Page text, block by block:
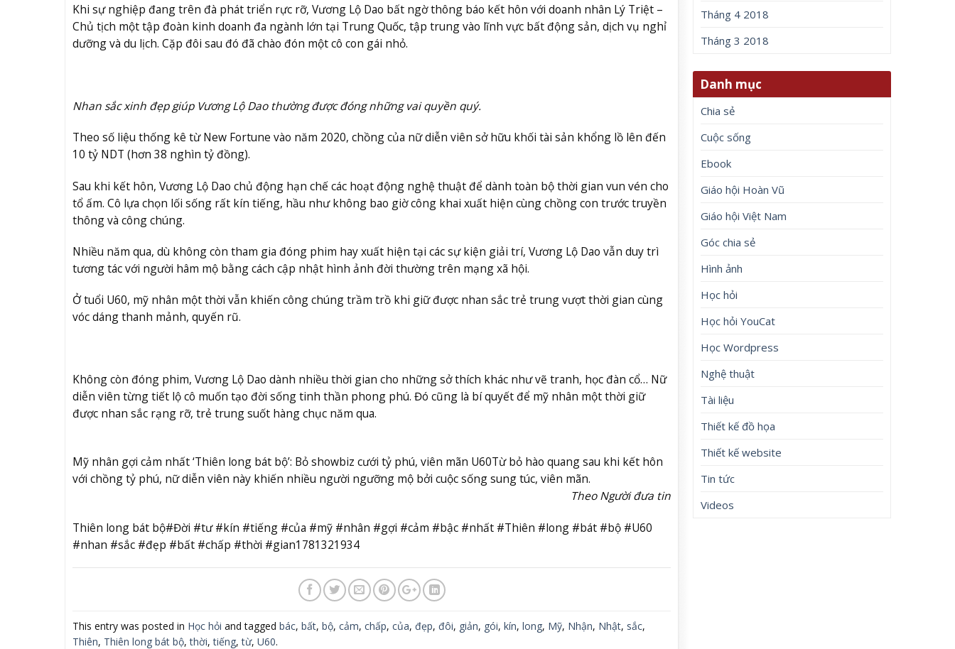
Khi sự nghiệp đang trên đà phát triển rực rỡ, Vương Lộ Dao bất ngờ thông báo kết hôn với doanh nhân Lý Triệt –
Chủ tịch một tập đoàn kinh doanh đa ngành lớn tại Trung Quốc, tập trung vào lĩnh vực bất động sản, dịch vụ nghỉ
dưỡng và du lịch. Cặp đôi sau đó đã chào đón một cô con gái nhỏ.
Nhan sắc xinh đẹp giúp Vương Lộ Dao thường được đóng những vai quyền quý.
Theo số liệu thống kê từ New Fortune vào năm 2020, chồng của nữ diễn viên sở hữu khối tài sản khổng lồ lên đến
10 tỷ NDT (hơn 38 nghìn tỷ đồng).
Sau khi kết hôn, Vương Lộ Dao chủ động hạn chế các hoạt động nghệ thuật để dành toàn bộ thời gian vun vén cho
tổ ấm. Cô lựa chọn lối sống rất kín tiếng, hầu như không bao giờ công khai xuất hiện cùng chồng con trước truyền
thông và công chúng.
Nhiều năm qua, dù không còn tham gia đóng phim hay xuất hiện tại các sự kiện giải trí, Vương Lộ Dao vẫn duy trì
tương tác với người hâm mộ bằng cách cập nhật hình ảnh đời thường trên mạng xã hội.
Ở tuổi U60, mỹ nhân một thời vẫn khiến công chúng trầm trồ khi giữ được nhan sắc trẻ trung vượt thời gian cùng
vóc dáng thanh mảnh, quyến rũ.
Không còn đóng phim, Vương Lộ Dao dành nhiều thời gian cho những sở thích khác như vẽ tranh, học đàn cổ… Nữ
diễn viên từng tiết lộ cô muốn tạo đời sống tinh thần phong phú. Đó cũng là bí quyết để mỹ nhân một thời giữ
được nhan sắc rạng rỡ, trẻ trung suốt hàng chục năm qua.
Mỹ nhân gợi cảm nhất ‘Thiên long bát bộ’: Bỏ showbiz cưới tỷ phú, viên mãn U60Từ bỏ hào quang sau khi kết hôn
với chồng tỷ phú, nữ diễn viên này khiến nhiều người ngưỡng mộ bởi cuộc sống sung túc, viên mãn.
Theo Người đưa tin
Thiên long bát bộ#Đời #tư #kín #tiếng #của #mỹ #nhân #gợi #cảm #bậc #nhất #Thiên #long #bát #bộ #U60
#nhan #sắc #đẹp #bất #chấp #thời #gian1781321934
This entry was posted in Học hỏi and tagged bác, bất, bộ, cảm, chấp, của, đẹp, đôi, giản, gói, kín, long, Mỹ, Nhận, Nhật, sắc,
Thiên, Thiên long bát bộ,thời,tiếng,từ, U60.
Tháng 4 2018
Tháng 3 2018
Danh mục
Chia sẻ
Cuộc sống
Ebook
Giáo hội Hoàn Vũ
Giáo hội Việt Nam
Góc chia sẻ
Hình ảnh
Học hỏi
Học hỏi YouCat
Học Wordpress
Nghệ thuật
Tài liệu
Thiết kế đồ họa
Thiết kế website
Tin tức
Videos